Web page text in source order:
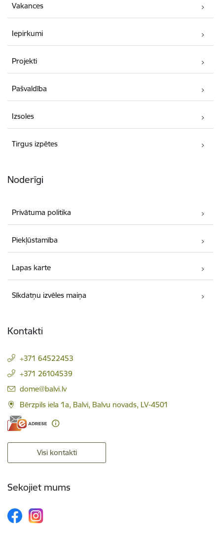
Vakances
Iepirkumi
Projekti
Pašvaldība
Izsoles
Tirgus izpētes
Noderīgi
Privātuma politika
Piekļūstamība
Lapas karte
Sīkdatņu izvēles maiņa
Kontakti
+371 64522453
+371 26104539
E-pasts:
dome@balvi.lv
Bērzpils iela 1a, Balvi, Balvu novads, LV-4501
Visi kontakti
Sekojiet mums